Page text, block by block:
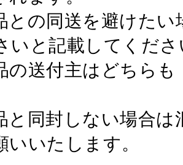
との同送を避けた
いと記載してくださ
の送付主はどちら
と同封しない場合
いいたします。